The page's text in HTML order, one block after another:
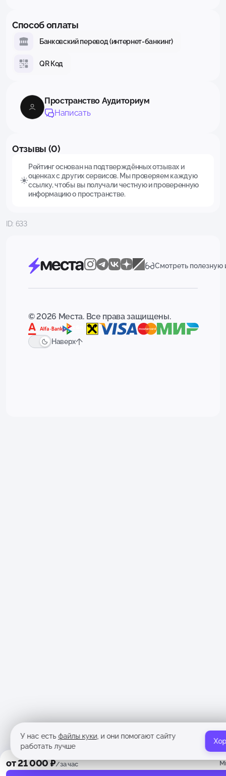
Способ оплаты
Банковский перевод (интернет-банкинг)
QR Код
Пространство Аудиториум
Написать
Отзывы (0)
Рейтинг основан на подтверждённых отзывах и
оценках с других сервисов. Мы проверяем каждую
ссылку, чтобы вы получали честную и проверенную
информацию о пространстве.
ID: 633
от 21 000 ₽/за час
Смотреть
© 2026 Места. Все права защищены.
Наверх
У нас естьфайлы куки, и они помогают сайту
работать лучше